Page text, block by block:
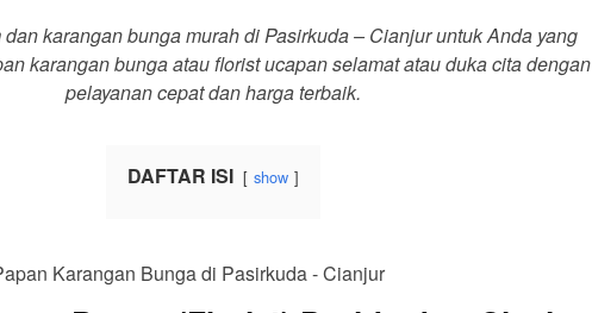
dan karangan bunga murah di Pasirkuda – Cianjur untuk Anda yang
karangan bunga atau florist ucapan selamat atau duka cita dengan
pelayanan cepat dan harga terbaik.
DAFTAR ISI show